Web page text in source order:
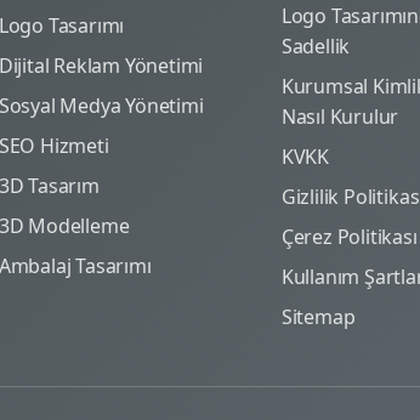
Logo Tasarımı
Dijital Reklam Yönetimi
Sosyal Medya Yönetimi
SEO Hizmeti
3D Tasarım
3D Modelleme
Ambalaj Tasarımı
Logo
Sadellik
Kurumsal
Nasıl Kurulur
KVKK
Gizlilik
Çerez Politikası
Kullanım
Sitemap